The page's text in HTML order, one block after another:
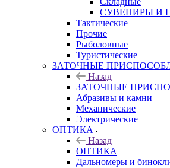
СУВЕНИРЫ И
Тактические
Прочие
Рыболовные
Туристические
ЗАТОЧНЫЕ
Назад
ЗАТОЧНЫЕ
Абразивы и камни
Механические
Электрические
ОПТИКА
Назад
ОПТИКА
Дальномеры и